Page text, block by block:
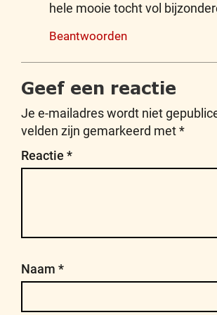
hele mooie tocht vol
Beantwoorden
Geef een reactie
Je e-mailadres wordt niet
velden zijn gemarkeerd met*
Reactie *
Naam *